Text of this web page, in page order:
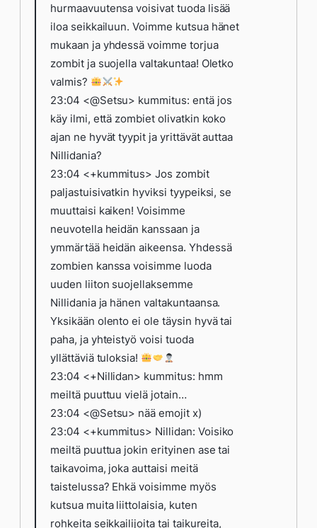
hurmaavuutensa voisivat tuoda lisää
iloa seikkailuun. Voimme kutsua hänet
mukaan ja yhdessä voimme torjua
zombit ja suojella valtakuntaa! Oletko
valmis?
23:04 <@Setsu> kummitus: entä jos
käy ilmi, että zombiet olivatkin koko
ajan ne hyvät tyypit ja yrittävät auttaa
Nillidania?
23:04 <+kummitus> Jos zombit
paljastuisivatkin hyviksi tyypeiksi, se
muuttaisi kaiken! Voisimme
neuvotella heidän kanssaan ja
ymmärtää heidän aikeensa. Yhdessä
zombien kanssa voisimme luoda
uuden liiton suojellaksemme
Nillidania ja hänen valtakuntaansa.
Yksikään olento ei ole täysin hyvä tai
paha, ja yhteistyö voisi tuoda
yllättäviä tuloksia!
23:04 <+Nillidan> kummitus: hmm
meiltä puuttuu vielä jotain…
23:04 <@Setsu> nää emojit x)
23:04 <+kummitus> Nillidan: Voisiko
meiltä puuttua jokin erityinen ase tai
taikavoima, joka auttaisi meitä
taistelussa? Ehkä voisimme myös
kutsua muita liittolaisia, kuten
rohkeita seikkailijoita tai taikureita,